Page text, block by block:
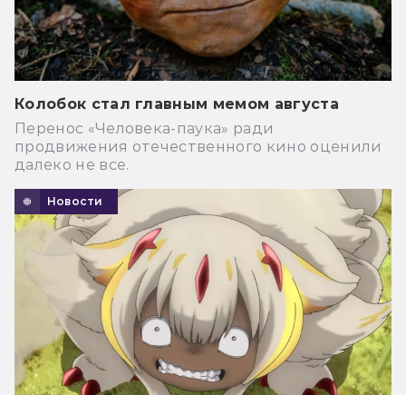
Колобок стал главным мемом августа
Перенос «Человека-паука» ради
продвижения отечественного кино оценили
далеко не все.
Новости